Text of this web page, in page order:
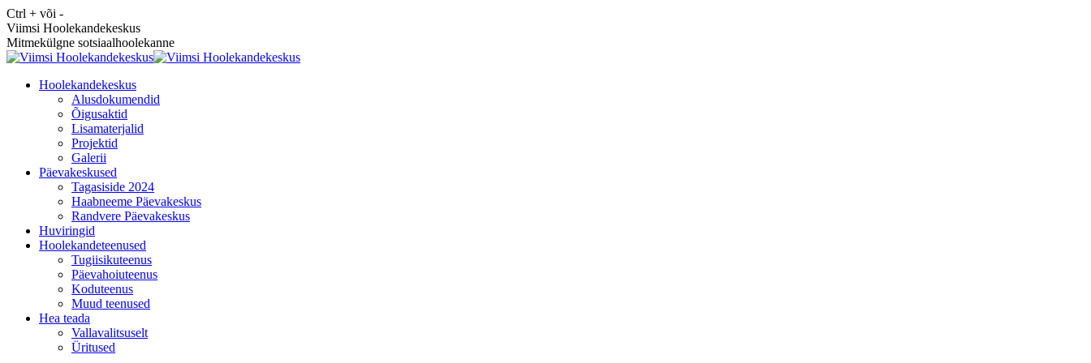
Skip
to
content
Ctrl + või -
Viimsi Hoolekandekeskus
Mitmekülgne sotsiaalhoolekanne
Hoolekandekeskus
Alusdokumendid
Õigusaktid
Lisamaterjalid
Projektid
Galerii
Päevakeskused
Tagasiside 2024
Haabneeme Päevakeskus
Randvere Päevakeskus
Huviringid
Hoolekandeteenused
Tugiisikuteenus
Päevahoiuteenus
Koduteenus
Muud teenused
Hea teada
Vallavalitsuselt
Üritused